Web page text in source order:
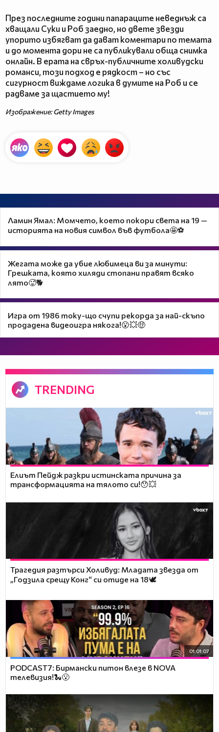
През последните години папараците неведнъж са
хващали Суки и Роб заедно, но двете звезди
упорито избягват да дават коментари по темата
и до момента дори не са публикували обща снимка
онлайн. В ерата на свръх-публичните холивудски
романси, този подход е рядкост – но със
сигурност виждаме логика в думите на Роб и се
радваме за щастието му!
Изображение: Getty Images
Ламин Ямал: Момчето, което покори света на 19 —
историята на новия символ във футбола🤩⚽
Жегата може да убие любимеца ви за минути:
Грешката, която хиляди стопани правят всяко
лято🥵🐕
Игра от 1986 току-що счупи рекорда за най-скъпо
продадена видеоигра някога!😮💥🤑
TRENDING
Елиът Пейдж разкри истинската причина за
трансформацията на тялото си!😯💥
Трагедия разтърси Холивуд: Младата звезда от
„Годзила срещу Конг“ си отиде на 18🕊️
01:01:07
PODCAST7: Бирмански питон влезе в NOVA
телевизия!🐍😮